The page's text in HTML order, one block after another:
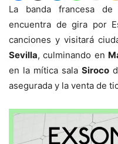
La banda francesa
encuentra de gira por
canciones y visitará
Sevilla, culminando en
en la mítica sala Siroco
asegurada y la venta de